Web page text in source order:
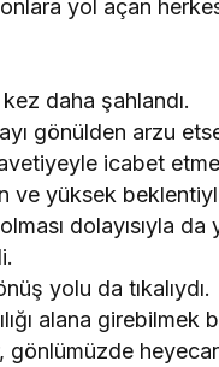
onlara yol açan
daha şahlandı.
gönülden arzu
icabet
ve yüksek
dolayısıyla
yolu da tıkalıydı.
alana girebilmek
gönlümüzde